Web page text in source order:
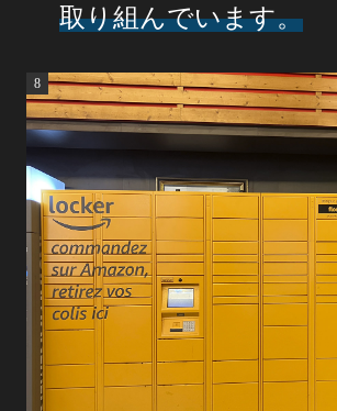
取り組んでいます。
8